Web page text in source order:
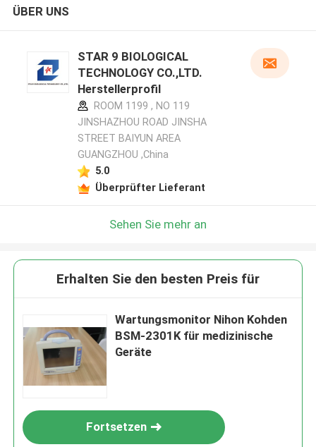
ÜBER UNS
STAR 9 BIOLOGICAL
TECHNOLOGY CO.,LTD.
Herstellerprofil
ROOM 1199 , NO 119
JINSHAZHOU ROAD JINSHA
STREET BAIYUN AREA
GUANGZHOU ,China
5.0
Überprüfter Lieferant
Sehen Sie mehr an
Erhalten Sie den besten Preis für
Wartungsmonitor Nihon Kohden
BSM-2301K für medizinische
Geräte
Fortsetzen